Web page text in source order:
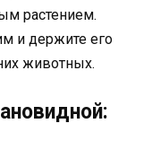
растением.
и держите его
животных.